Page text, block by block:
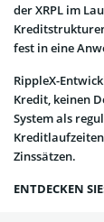
der XRPL im
fest in eine
RippleX-
Kredit, keinen
System als
Kreditlaufzeiten
Zinssätzen.
ENTDECKEN